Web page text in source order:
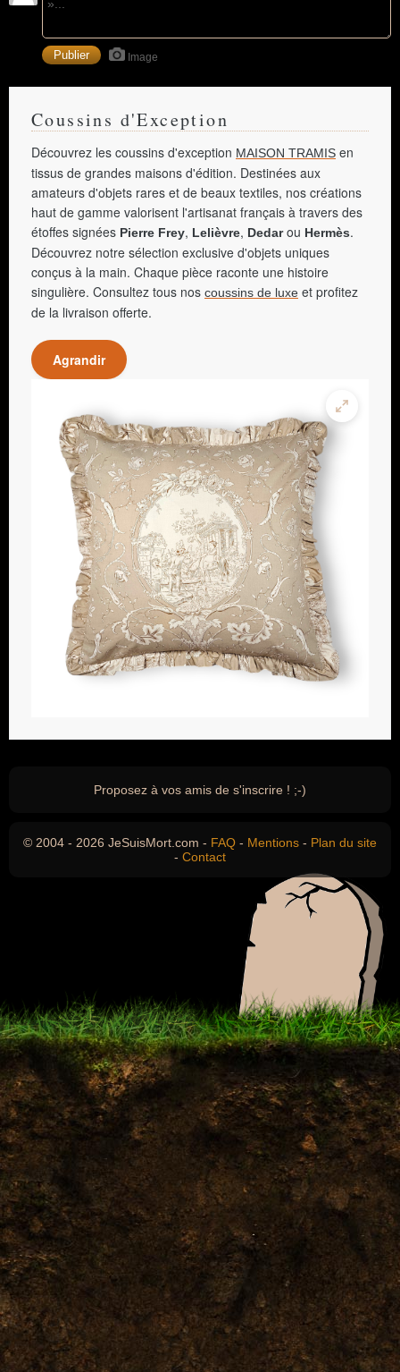
Image
Coussins d'Exception
Découvrez les coussins d'exception MAISON TRAMIS en
tissus de grandes maisons d'édition. Destinées aux
amateurs d'objets rares et de beaux textiles, nos créations
haut de gamme valorisent l'artisanat français à travers des
étoffes signées Pierre Frey, Lelièvre, Dedarou Hermès.
Découvrez notre sélection exclusive d'objets uniques
conçus à la main. Chaque pièce raconte une histoire
singulière. Consultez tous nos coussins de luxe et profitez
de la livraison offerte.
Agrandir
Proposez à vos amis de s'inscrire ! ;-)
© 2004 - 2026 JeSuisMort.com - FAQ - Mentions - Plan du site
- Contact